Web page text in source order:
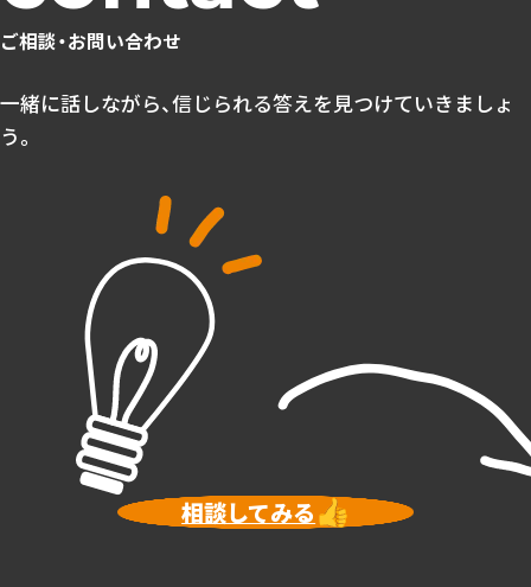
ご相談・お問い合わせ
一緒に話しながら、信じられる答えを見つけていきましょ
う。
相談してみる